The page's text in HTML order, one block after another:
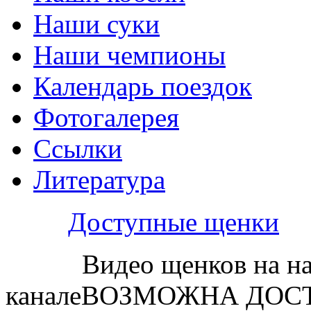
Наши суки
Наши чемпионы
Календарь поездок
Фотогалерея
Ссылки
Литература
Доступные щенки
Видео щенков на
каналеВОЗМОЖНА